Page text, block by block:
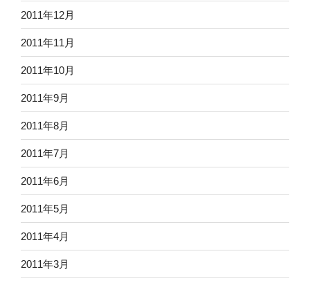
2011年12月
2011年11月
2011年10月
2011年9月
2011年8月
2011年7月
2011年6月
2011年5月
2011年4月
2011年3月